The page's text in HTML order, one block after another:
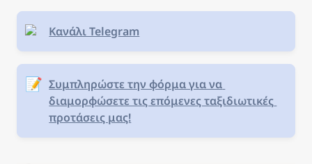
Κανάλι Telegram
📝 Συμπληρώστε την φόρμα για να
διαμορφώσετε τις επόμενες ταξιδιωτικές
προτάσεις μας!